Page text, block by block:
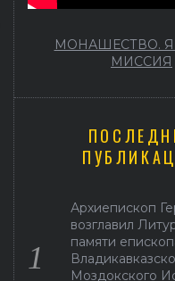
МОНАШЕСТВО.
МИССИЯ
Архиепископ
возглавил
памяти
Моздокского